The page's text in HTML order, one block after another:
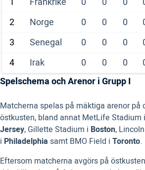
2
Norge 0 0 0
3
Senegal 0 0 0
4
Irak 0 0 0
Spelschema och Arenor i Grupp I
Matcherna spelas på mäktiga arenor på
östkusten, bland annat MetLife Stadium i
Jersey, Gillette Stadium i Boston,
i Philadelphia samt BMO Field i Toronto.
Eftersom matcherna avgörs på